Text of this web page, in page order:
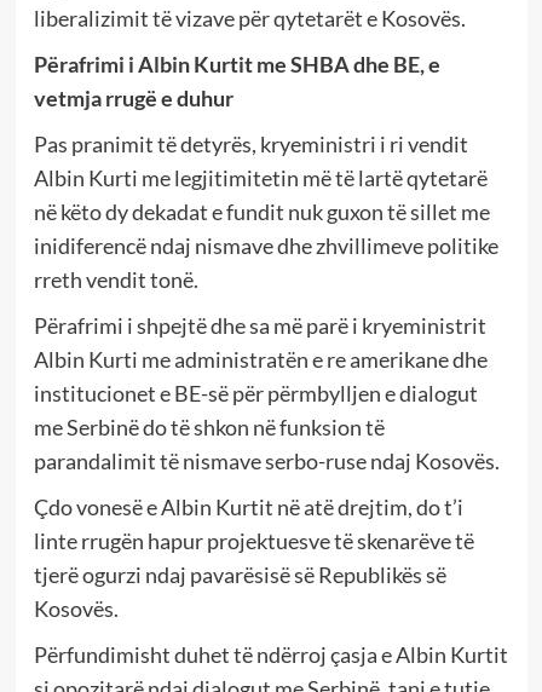
liberalizimit të vizave për qytetarët e Kosovës.
Përafrimi i Albin Kurtit me SHBA dhe BE, e
vetmja rrugë e duhur
Pas pranimit të detyrës, kryeministri i ri vendit
Albin Kurti me legjitimitetin më të lartë qytetarë
në këto dy dekadat e fundit nuk guxon të sillet me
inidiferencë ndaj nismave dhe zhvillimeve politike
rreth vendit tonë.
Përafrimi i shpejtë dhe sa më parë i kryeministrit
Albin Kurti me administratën e re amerikane dhe
institucionet e BE-së për përmbylljen e dialogut
me Serbinë do të shkon në funksion të
parandalimit të nismave serbo-ruse ndaj Kosovës.
Çdo vonesë e Albin Kurtit në atë drejtim, do t’i
linte rrugën hapur projektuesve të skenarëve të
tjerë ogurzi ndaj pavarësisë së Republikës së
Kosovës.
Përfundimisht duhet të ndërroj çasja e Albin Kurtit